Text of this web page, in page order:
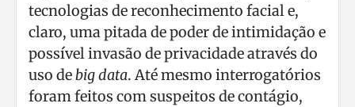
tecnologias de reconhecimento facial e,
claro, uma pitada de poder de intimidação e
possível invasão de privacidade através do
uso debig data. Até mesmo interrogatórios
foram feitos com suspeitos de contágio,